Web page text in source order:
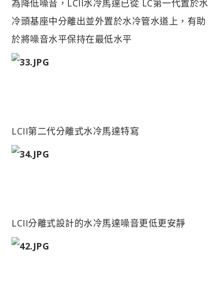
為降低噪音，LCII水冷馬達已從 LC第一代置於水
冷頭基座中分離出並外置於水冷管水道上，有助
於將噪音水平保持在最低水平
LCII第二代分離式水冷馬達特寫
LCII分離式設計的水冷馬達噪音更低更安靜